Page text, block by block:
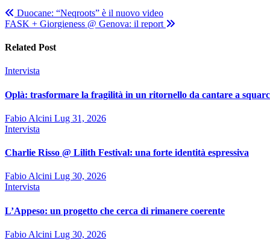
Navigazione
articoli
Duocane: “Neqroots” è il nuovo video
FASK + Giorgieness @ Genova: il report
Related Post
Intervista
Oplà: trasformare la fragilità in un ritornello da cantare a
Fabio Alcini Lug 31, 2026
Intervista
Charlie Risso @ Lilith Festival: una forte identità espressiva
Fabio Alcini Lug 30, 2026
Intervista
L’Appeso: un progetto che cerca di rimanere coerente
Fabio Alcini Lug 30, 2026